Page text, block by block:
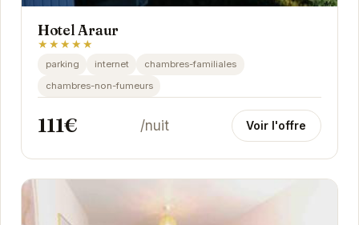
Hotel Araur
★★★★★
parking internet
chambres-familiales
chambres-non-fumeurs
111€ /nuit Voir l'offre